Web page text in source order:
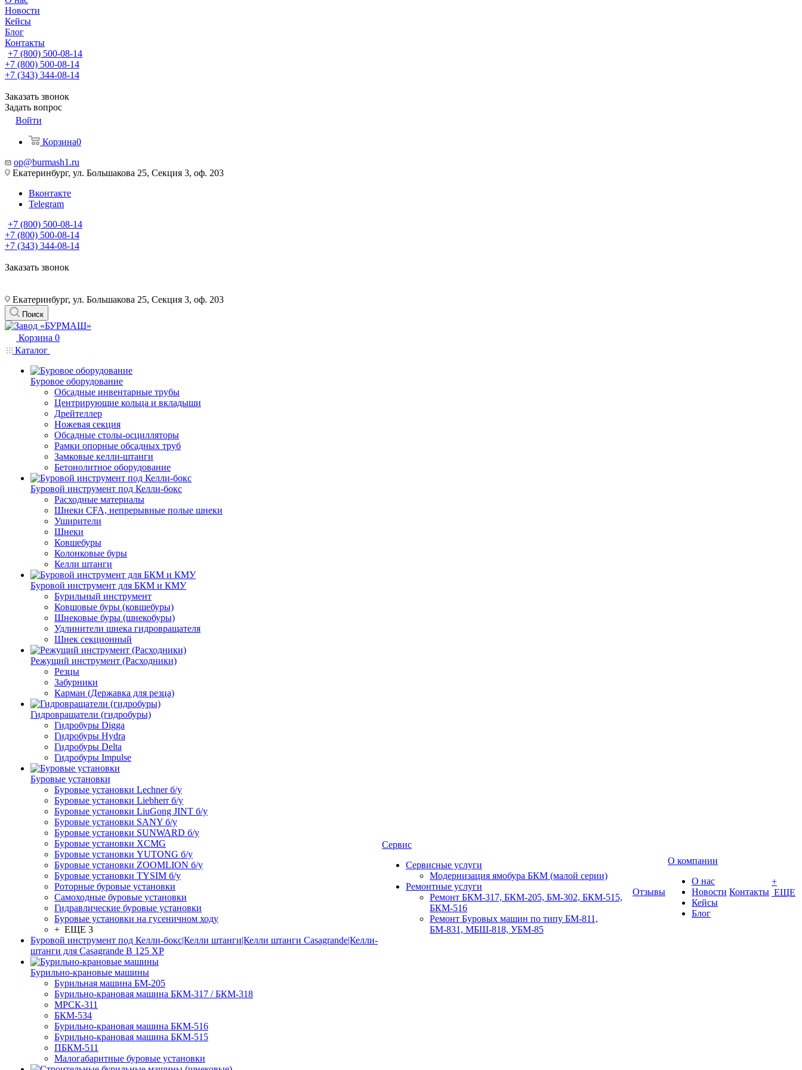
Новости
Кейсы
Блог
Контакты
+7 (800) 500-08-14
+7 (800) 500-08-14
+7 (343) 344-08-14
Заказать звонок
Задать вопрос
Войти
Корзина0
op@burmash1.ru
Екатеринбург, ул. Большакова 25, Секция 3, оф. 203
Вконтакте
Telegram
+7 (800) 500-08-14
+7 (800) 500-08-14
+7 (343) 344-08-14
Заказать звонок
Екатеринбург, ул. Большакова 25, Секция 3, оф. 203
Поиск
Корзина 0
Каталог
Буровое оборудование
Обсадные инвентарные трубы
Центрирующие кольца и вкладыши
Дрейтеллер
Ножевая секция
Обсадные столы-осцилляторы
Рамки опорные обсадных труб
Замковые келли-штанги
Бетонолитное оборудование
Буровой инструмент под Келли-бокс
Расходные материалы
Шнеки CFA, непрерывные полые шнеки
Уширители
Шнеки
Ковшебуры
Колонковые буры
Келли штанги
Буровой инструмент для БКМ и КМУ
Бурильный инструмент
Ковшовые буры (ковшебуры)
Шнековые буры (шнекобуры)
Удлинители шнека гидровращателя
Шнек секционный
Режущий инструмент (Расходники)
Резцы
Забурники
Карман (Державка для резца)
Гидровращатели (гидробуры)
Гидробуры Digga
Гидробуры Hydra
Гидробуры Delta
Гидробуры Impulse
Буровые установки
Буровые установки Lechner б/у
Буровые установки Liebherr б/у
Буровые установки LiuGong JINT б/у
Буровые установки SANY б/у
Буровые установки SUNWARD б/у
Буровые установки XCMG
Буровые установки YUTONG б/у
Буровые установки ZOOMLION б/у
Буровые установки TYSIM б/у
Роторные буровые установки
Самоходные буровые установки
Гидравлические буровые установки
Буровые установки на гусеничном ходу
+ ЕЩЕ 3
Буровой инструмент под Келли-бокс|Келли штанги|Келли штанги Casagrande|Келли-
штанги для Casagrande B 125 XP
Бурильно-крановые машины
Бурильная машина БМ-205
Бурильно-крановая машина БКМ-317 / БКМ-318
МРСК-311
БКМ-534
Бурильно-крановая машина БКМ-516
Бурильно-крановая машина БКМ-515
ПБКМ-511
Малогабаритные буровые установки
Сервис
Сервисные услуги
Модернизация ямобура БКМ (малой серии)
Ремонтные услуги
Ремонт БКМ-317, БКМ-205, БМ-302, БКМ-515,
БКМ-516
Ремонт Буровых машин по типу БМ-811,
БМ-831, МБШ-818, УБМ-85
Отзывы
О компании
О нас
Новости
Кейсы
Блог
Контакты
+
ЕЩЕ